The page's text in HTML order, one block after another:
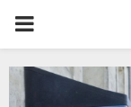
PRIMARY
MENU